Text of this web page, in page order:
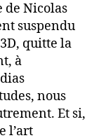
de Nicolas
suspendu
quitte la
à
nous
Et si,
l’art